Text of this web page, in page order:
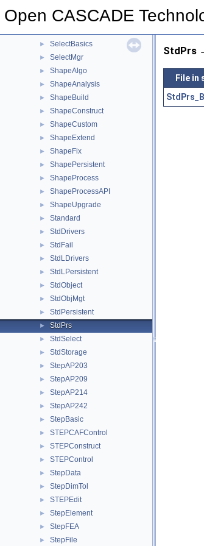
Open CASCADE
► RWStl
► SelectBasics
► SelectMgr
► ShapeAlgo
► ShapeAnalysis
► ShapeBuild
► ShapeConstruct
► ShapeCustom
► ShapeExtend
► ShapeFix
► ShapePersistent
► ShapeProcess
► ShapeProcessAPI
► ShapeUpgrade
► Standard
► StdDrivers
► StdFail
► StdLDrivers
► StdLPersistent
► StdObject
► StdObjMgt
► StdPersistent
► StdPrs
► StdSelect
► StdStorage
► StepAP203
► StepAP209
► StepAP214
► StepAP242
► StepBasic
► STEPCAFControl
► STEPConstruct
► STEPControl
► StepData
► StepDimTol
► STEPEdit
► StepElement
► StepFEA
► StepFile
StdPrs
File in